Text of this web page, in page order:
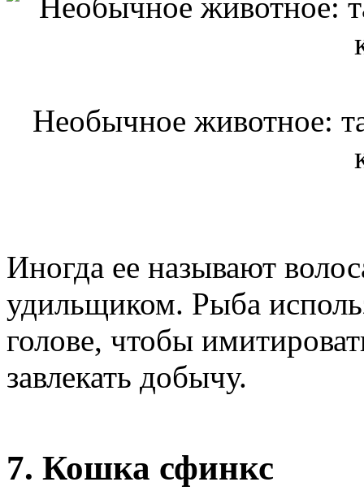
Необычное животное:
Иногда ее называют
удильщиком. Рыба
голове, чтобы
завлекать добычу.
7. Кошка сфинкс